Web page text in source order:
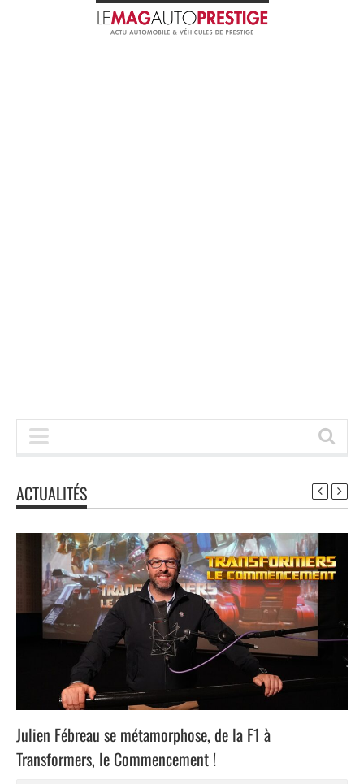
ACTUALITÉS
Julien Fébreau se métamorphose, de la F1 à
Transformers, le Commencement !